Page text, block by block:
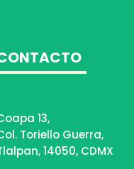
13,
Toriello Guerra,
14050, CDMX